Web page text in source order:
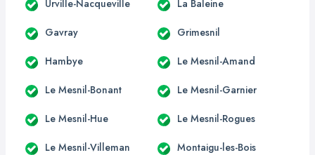
Urville-Nacqueville La Baleine
Gavray Grimesnil
Hambye Le Mesnil-Amand
Le Mesnil-Bonant Le Mesnil-Garnier
Le Mesnil-Hue Le Mesnil-Rogues
Le Mesnil-Villeman Montaigu-les-Bois